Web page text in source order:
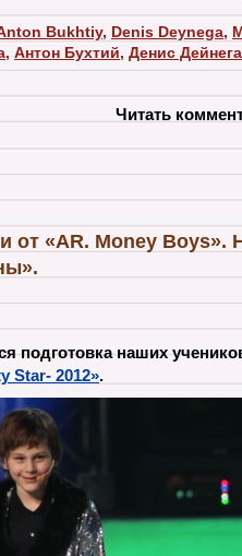
Bukhtiy, Denis Deynega,
, Антон Бухтий, Денис Дейнега
Читать
от «AR. Money Boys».
подготовка наших
Star- 2012».